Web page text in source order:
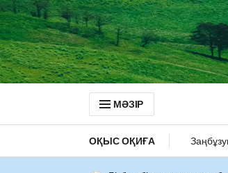
МӘЗІР
ОҚЫС ОҚИҒА